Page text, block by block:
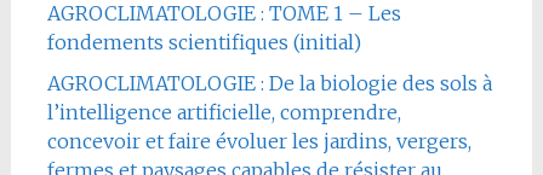
AGROCLIMATOLOGIE : TOME 1 – Les
fondements scientifiques (initial)
AGROCLIMATOLOGIE : De la biologie des sols à
l’intelligence artificielle, comprendre,
concevoir et faire évoluer les jardins, vergers,